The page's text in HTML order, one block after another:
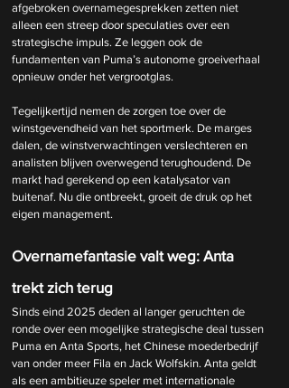
afgebroken overnamegesprekken zetten niet
alleen een streep door speculaties over een
strategische impuls. Ze leggen ook de
fundamenten van Puma’s autonome groeiverhaal
opnieuw onder het vergrootglas.
Tegelijkertijd nemen de zorgen toe over de
winstgevendheid van het sportmerk. De marges
dalen, de winstverwachtingen verslechteren en
analisten blijven overwegend terughoudend. De
markt had gerekend op een katalysator van
buitenaf. Nu die ontbreekt, groeit de druk op het
eigen management.
Overnamefantasie valt weg: Anta
trekt zich terug
Sinds eind 2025 deden al langer geruchten de
ronde over een mogelijke strategische deal tussen
Puma en Anta Sports, het Chinese moederbedrijf
van onder meer Fila en Jack Wolfskin. Anta geldt
als een ambitieuze speler met internationale